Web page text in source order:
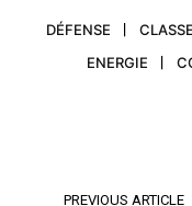
DÉFENSE
ENERGIE
PREVIOUS ARTICLE